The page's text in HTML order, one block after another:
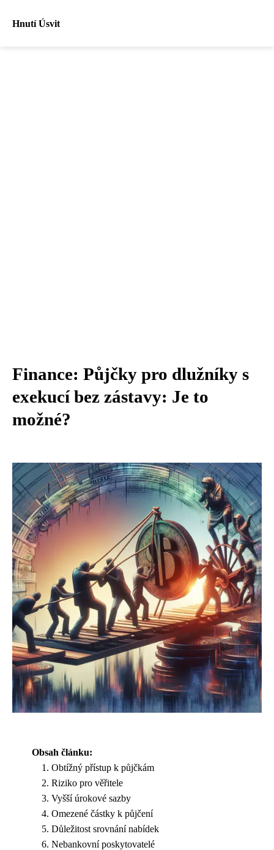
Hnutí Úsvit
Finance: Půjčky pro dlužníky s
exekucí bez zástavy: Je to
možné?
Obsah článku:
Obtížný přístup k půjčkám
Riziko pro věřitele
Vyšší úrokové sazby
Omezené částky k půjčení
Důležitost srovnání nabídek
Nebankovní poskytovatelé